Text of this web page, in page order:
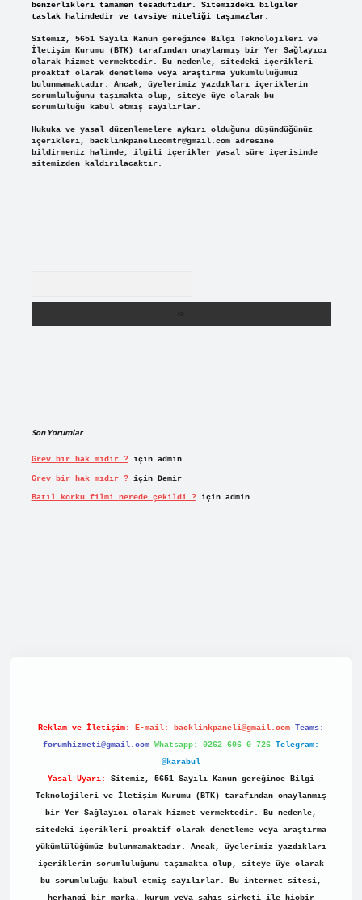
benzerlikleri tamamen tesadüfidir. Sitemizdeki bilgiler
taslak halindedir ve tavsiye niteliği taşımazlar.
Sitemiz, 5651 Sayılı Kanun gereğince Bilgi Teknolojileri ve
İletişim Kurumu (BTK) tarafından onaylanmış bir Yer Sağlayıcı
olarak hizmet vermektedir. Bu nedenle, sitedeki içerikleri
proaktif olarak denetleme veya araştırma yükümlülüğümüz
bulunmamaktadır. Ancak, üyelerimiz yazdıkları içeriklerin
sorumluluğunu taşımakta olup, siteye üye olarak bu
sorumluluğu kabul etmiş sayılırlar.
Hukuka ve yasal düzenlemelere aykırı olduğunu düşündüğünüz
içerikleri,
backlinkpanelicomtr@gmail.comadresine
bildirmeniz halinde, ilgili içerikler yasal süre içerisinde
sitemizden kaldırılacaktır.
Son Yorumlar
Grev bir hak mıdır ?için admin
Grev bir hak mıdır ?için Demir
Batıl korku filmi nerede çekildi ?için admin
Reklam ve İletişim: E-mail: backlinkpaneli@gmail.com
Teams:
forumhizmeti@gmail.com Whatsapp: 0262 606 0 726
Telegram:
@karabul
Yasal Uyarı:
Sitemiz, 5651 Sayılı Kanun gereğince Bilgi
Teknolojileri ve İletişim Kurumu (BTK) tarafından onaylanmış
bir Yer Sağlayıcı olarak hizmet vermektedir. Bu nedenle,
sitedeki içerikleri proaktif olarak denetleme veya araştırma
yükümlülüğümüz bulunmamaktadır. Ancak, üyelerimiz yazdıkları
içeriklerin sorumluluğunu taşımakta olup, siteye üye olarak
bu sorumluluğu kabul etmiş sayılırlar. Bu internet sitesi,